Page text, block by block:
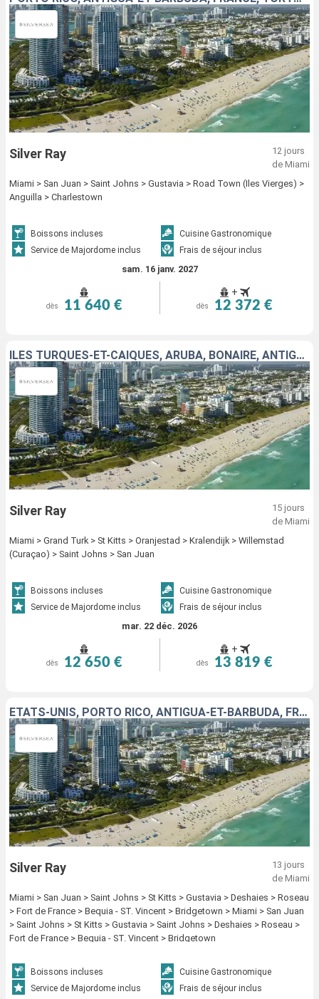
Silver Ray
12 jours
de Miami
Miami > San Juan > Saint Johns > Gustavia > Road Town (Iles Vierges) >
Anguilla > Charlestown
Boissons incluses
Cuisine Gastronomique
Service de Majordome inclus
Frais de séjour inclus
sam. 16 janv. 2027
dès 11 640 €
+
dès 12 372 €
ÎLES TURQUES-ET-CAÏQUES, ARUBA, BONAIRE, ANTIGUA-ET-BARBUDA, PORTO RICO, ÉTATS-UNIS
Silver Ray
15 jours
de Miami
Miami > Grand Turk > St Kitts > Oranjestad > Kralendijk > Willemstad
(Curaçao) > Saint Johns > San Juan
Boissons incluses
Cuisine Gastronomique
Service de Majordome inclus
Frais de séjour inclus
mar. 22 déc. 2026
dès 12 650 €
+
dès 13 819 €
ÉTATS-UNIS, PORTO RICO, ANTIGUA-ET-BARBUDA, FRANCE, DOMINIQUE, MARTINIQUE, SAINT VINCENT-ET-LES-GRENADINES, BARBADE
Silver Ray
13 jours
de Miami
Miami > San Juan > Saint Johns > St Kitts > Gustavia > Deshaies > Roseau
> Fort de France > Bequia - ST. Vincent > Bridgetown > Miami > San Juan
> Saint Johns > St Kitts > Gustavia > Saint Johns > Deshaies > Roseau >
Fort de France > Bequia - ST. Vincent > Bridgetown
Boissons incluses
Cuisine Gastronomique
Service de Majordome inclus
Frais de séjour inclus